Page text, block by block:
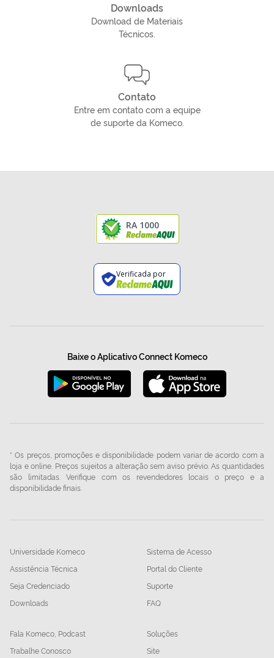
Downloads
Download de Materiais
Técnicos.
Contato
Entre em contato com a equipe
de suporte da Komeco.
RA 1000
Verificada por
Baixe o Aplicativo Connect Komeco
* Os preços, promoções e disponibilidade podem variar de acordo com a
loja e online. Preços sujeitos a alteração sem aviso prévio. As quantidades
são limitadas. Verifique com os revendedores locais o preço e a
disponibilidade finais.
Universidade Komeco
Assistência Técnica
Seja Credenciado
Downloads
Sistema de Acesso
Portal do Cliente
Suporte
FAQ
Fala Komeco, Podcast
Trabalhe Conosco
Soluções
Site